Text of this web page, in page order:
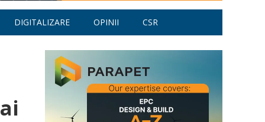
DIGITALIZARE OPINII CSR